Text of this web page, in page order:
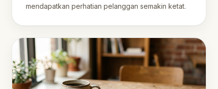
mendapatkan perhatian pelanggan semakin ketat.